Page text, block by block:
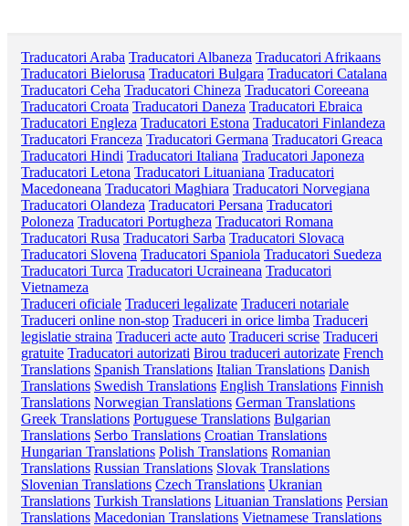
Traducatori Araba Traducatori Albaneza Traducatori Afrikaans
Traducatori Bielorusa Traducatori Bulgara Traducatori Catalana
Traducatori Ceha Traducatori Chineza Traducatori Coreeana
Traducatori Croata Traducatori Daneza Traducatori Ebraica
Traducatori Engleza Traducatori Estona Traducatori Finlandeza
Traducatori Franceza Traducatori Germana Traducatori Greaca
Traducatori Hindi Traducatori Italiana Traducatori Japoneza
Traducatori Letona Traducatori Lituaniana Traducatori
Macedoneana Traducatori Maghiara Traducatori Norvegiana
Traducatori Olandeza Traducatori Persana Traducatori
Poloneza Traducatori Portugheza Traducatori Romana
Traducatori Rusa Traducatori Sarba Traducatori Slovaca
Traducatori Slovena Traducatori Spaniola Traducatori Suedeza
Traducatori Turca Traducatori Ucraineana Traducatori
Vietnameza
Traduceri oficiale Traduceri legalizate Traduceri notariale
Traduceri online non-stop Traduceri in orice limba Traduceri
legislatie straina Traduceri acte auto Traduceri scrise Traduceri
gratuite Traducatori autorizati Birou traduceri autorizate French
Translations Spanish Translations Italian Translations Danish
Translations Swedish Translations English Translations Finnish
Translations Norwegian Translations German Translations
Greek Translations Portuguese Translations Bulgarian
Translations Serbo Translations Croatian Translations
Hungarian Translations Polish Translations Romanian
Translations Russian Translations Slovak Translations
Slovenian Translations Czech Translations Ukranian
Translations Turkish Translations Lituanian Translations Persian
Translations Macedonian Translations Vietnamese Translations